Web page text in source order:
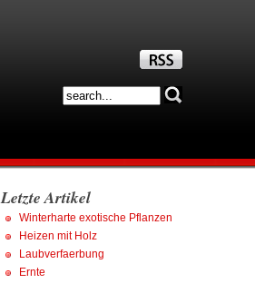
Letzte Artikel
Winterharte exotische Pflanzen
Heizen mit Holz
Laubverfaerbung
Ernte